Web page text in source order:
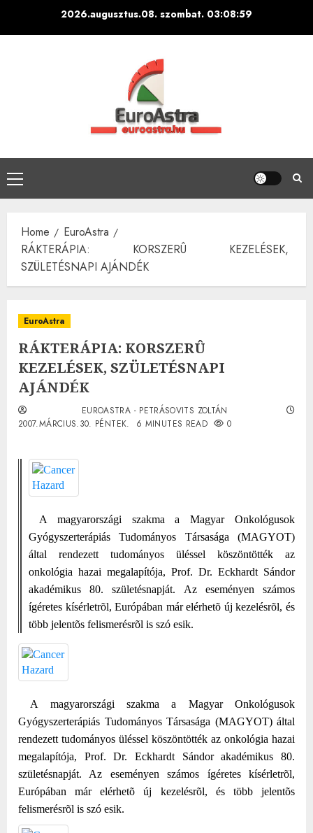
2026.augusztus.08. szombat. 03:09:00
Primary
Menu
Home
EuroAstra
RÁKTERÁPIA: KORSZERÛ KEZELÉSEK,
SZÜLETÉSNAPI AJÁNDÉK
EuroAstra
RÁKTERÁPIA: KORSZERÛ
KEZELÉSEK, SZÜLETÉSNAPI
AJÁNDÉK
EUROASTRA - PETRÁSOVITS ZOLTÁN
2007.MÁRCIUS.30. PÉNTEK.
6 MINUTES READ 0
A magyarországi szakma a Magyar Onkológusok
Gyógyszerterápiás Tudományos Társasága (MAGYOT)
által rendezett tudományos üléssel köszöntötték az
onkológia hazai megalapítója, Prof. Dr. Eckhardt Sándor
akadémikus 80. születésnapját. Az eseményen számos
ígéretes kísérletrõl, Európában már elérhetõ új kezelésrõl, és
több jelentõs felismerésrõl is szó esik.
A magyarországi szakma a Magyar Onkológusok
Gyógyszerterápiás Tudományos Társasága (MAGYOT) által
rendezett tudományos üléssel köszöntötték az onkológia hazai
megalapítója, Prof. Dr. Eckhardt Sándor akadémikus 80.
születésnapját. Az eseményen számos ígéretes kísérletrõl,
Európában már elérhetõ új kezelésrõl, és több jelentõs
felismerésrõl is szó esik.